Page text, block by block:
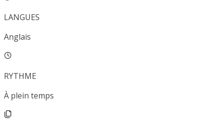
LANGUES
Anglais
RYTHME
À plein temps